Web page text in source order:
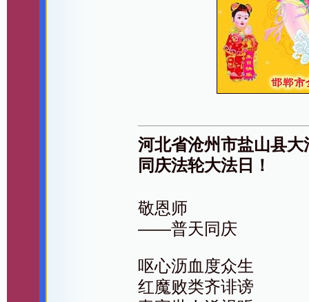
河北省沧州市盐山县
同庆法轮大法日！
敬恩师
——普天同庆
呕心沥血度众生
红魔败类齐诽谤